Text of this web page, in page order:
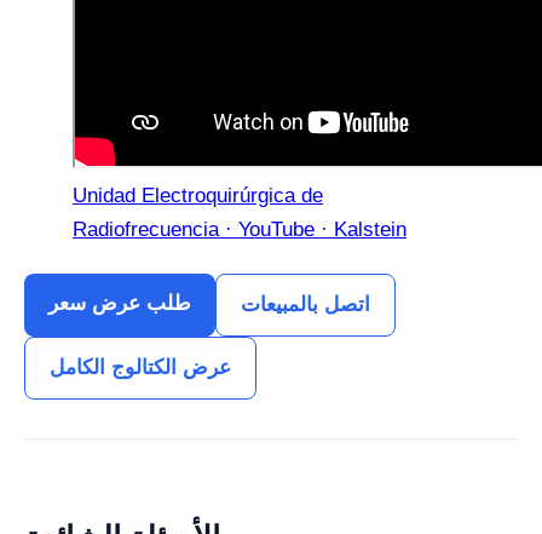
Unidad Electroquirúrgica de
Radiofrecuencia · YouTube · Kalstein
طلب عرض سعر اتصل بالمبيعات
عرض الكتالوج الكامل